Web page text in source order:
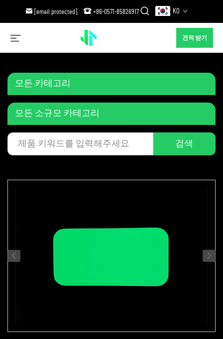
[email protected] +86-0571-85826917 KO
견적 받기
모든 카테고리
모든 소규모 카테고리
검색